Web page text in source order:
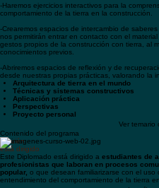
- Tendremos sesiones de clases virtuales
tierra y su patrimonio.
-Tendremos sesiones de clases asincrónicas
teóricas de la construcción con tierra, que
ilustrar la práctica de estas bases en nuestros
-Haremos ejercicios interactivos para la
comportamiento de la tierra en la construcción.
-Crearemos espacios de intercambio de
nos permitirán entrar en contacto con el
gestos propios de la construcción con tierra, al
conocimientos previos.
-Abriremos espacios de reflexión y de
desde nuestras propias prácticas, valorando la
Arquitectura de tierra en el mundo
Técnicas y sistemas constructivos
Aplicación práctica
Perspectivas
Proyecto personal
Ver temario